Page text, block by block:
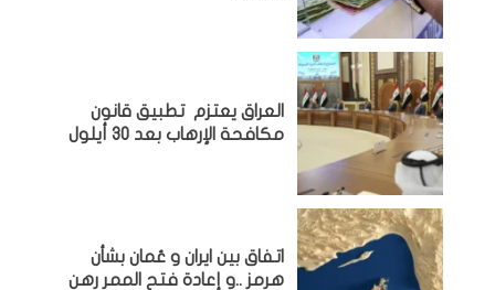
العراق يعتزم تطبيق قانون
مكافحة الإرهاب بعد 30 أيلول
اتفاق بين ايران و عُمان بشأن
هرمز ..و إعادة فتح الممر رهن